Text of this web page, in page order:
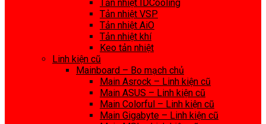
Tản nhiệt IDCooling
Tản nhiệt VSP
Tản nhiệt AiO
Tản nhiệt khí
Keo tản nhiệt
Linh kiện cũ
Mainboard – Bo mạch chủ
Main Asrock – Linh kiện cũ
Main ASUS – Linh kiện cũ
Main Colorful – Linh kiện cũ
Main Gigabyte – Linh kiện cũ